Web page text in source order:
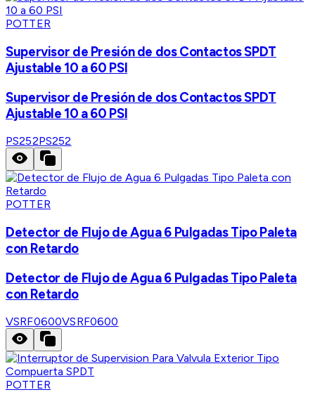
POTTER
Supervisor de Presión de dos Contactos SPDT
Ajustable 10 a 60 PSI
Supervisor de Presión de dos Contactos SPDT
Ajustable 10 a 60 PSI
PS252PS252
POTTER
Detector de Flujo de Agua 6 Pulgadas Tipo Paleta
con Retardo
Detector de Flujo de Agua 6 Pulgadas Tipo Paleta
con Retardo
VSRF0600VSRF0600
POTTER